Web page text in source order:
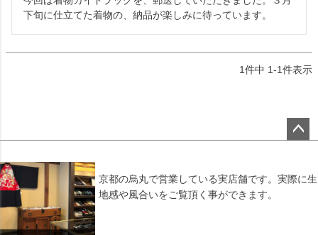
1件中 1-1件表示
ップ
京都の烏丸で営業している実店舗です。実際に生
地感や風合いをご覧頂く事ができます。